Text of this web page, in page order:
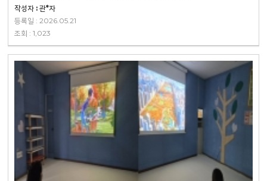
작성자 : 관*자
등록일 : 2026.05.21
조회 : 1,023